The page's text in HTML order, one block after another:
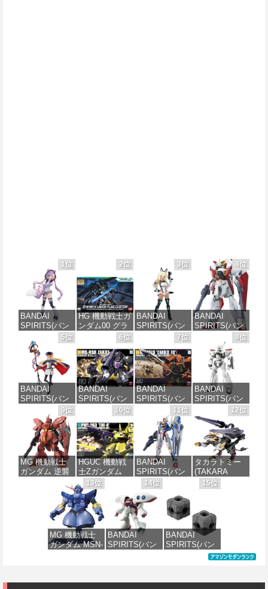
1位
BANDAI
SPIRITS(バン
ダイ スピリッ
ツ) 30MS SIS-
J00 メルンジ
ャ[カラーA] 色
分け済みプラ
モデル
価格：¥4,200
2位
HG 機動戦士ガ
ンダム00 グラ
ハム専用ユニ
オンフラッグ
カスタム 1/144
スケール 色分
け済みプラモ
デル
価格：¥1,850
3位
BANDAI
SPIRITS(バン
ダイスピリッ
ツ) 30MS SIS-
H00 セスティ
エ[カラーC] 色
分け済みプラ
モデル
価格：¥4,682
4位
BANDAI
SPIRITS(バン
ダイ スピリッ
ツ) HGAW 機
動新世紀ガン
ダムX ガンダ
ムエアマスタ
ー 1/144スケー
ル 色分け済み
プラモデル
価格：¥3,732
5位
BANDAI
SPIRITS(バン
ダイ スピリッ
ツ) 30MS
Fate/Grand
Order アルトリ
ア・キャスタ
ー 色分け済み
プラモデル
価格：¥7,800
6位
BANDAI
SPIRITS(バン
ダイ スピリッ
ツ) HGUC 機動
戦士ガンダム
ザクI(黒い三連
星仕様) 1/144
スケール 色分
け済みプラモ
デル
価格：¥2,200
7位
BANDAI
SPIRITS(バン
ダイ スピリッ
ツ) HGUC
1/144 ザクII
(ガルマ専用機)
(機動戦士ガン
ダム)
価格：¥2,880
8位
BANDAI
SPIRITS(バン
ダイ スピリッ
ツ) 機動警察パ
トレイバー
EZY RG 1/48
AV-98Plus (イ
ングラム・プ
ラス) 色分け済
みプラモデル
9位
MG 機動戦士
ガンダム 逆襲
04 サザビー
Ver.Ka 1/100ス
ケール 色分け
済みプラモデ
価格：¥15,000
10位
HGUC 機動戦
士Zガンダム
PMX-003 ジ・
オ 1/144スケー
ル 色分け済み
プラモデル
価格：¥3,995
11位
BANDAI
SPIRITS(バン
ダイ スピリッ
ツ) FULL
MECHANICS
機動戦士ガン
ダム 水星の魔
女 ガンダムエ
アリアル 1/100
スケール 色分
12位
タカラトミー
(TAKARA
TOMY) T-
SPARK
MODEL リアラ
イズモデル
ZOIDS ゾイド
RMZ-025 ライ
ガーゼロファ
ルコン (ZBF)
13位
MG 機動戦士
ガンダム MSN-
ラモデル
14位
BANDAI
SPIRITS(バン
ダム キュベレ
15位
BANDAI
SPIRITS(バン
ダイ スピリッ
(EXジョイント